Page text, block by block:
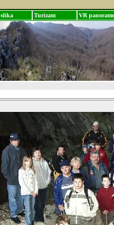
slika Turizam VR panorame